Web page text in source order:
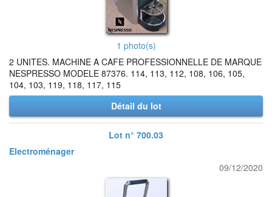
1 photo(s)
2 UNITES. MACHINE A CAFE PROFESSIONNELLE DE MARQUE
NESPRESSO MODELE 87376. 114, 113, 112, 108, 106, 105,
104, 103, 119, 118, 117, 115
Détail du lot
Lot n° 700.03
Electroménager
09/12/2020